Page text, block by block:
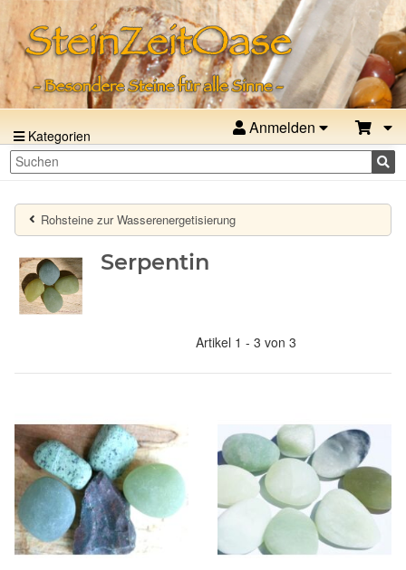
Kategorien Anmelden
Rohsteine zur Wasserenergetisierung
Serpentin
Artikel 1 - 3 von 3